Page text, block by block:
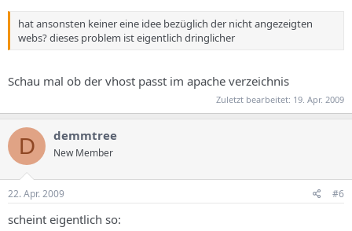
hat ansonsten keiner eine idee bezüglich der nicht angezeigten
webs? dieses problem ist eigentlich dringlicher
Schau mal ob der vhost passt im apache verzeichnis
Zuletzt bearbeitet: 19. Apr. 2009
D demmtree
New Member
22. Apr. 2009 #6
scheint eigentlich so: